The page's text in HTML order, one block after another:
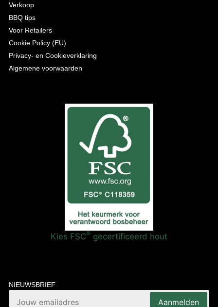
Verkoop
BBQ tips
Voor Retailers
Cookie Policy (EU)
Privacy- en Cookieverklaring
Algemene voorwaarden
Kies FSC® gecertificeerd hout
NIEUWSBRIEF
Aanmelden